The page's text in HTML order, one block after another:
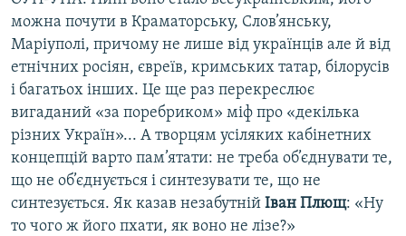
можна почути в Краматорську, Слов’янську,
Маріуполі, причому не лише від українців але й від
етнічних росіян, євреїв, кримських татар, білорусів
і багатьох інших. Це ще раз перекреслює
вигаданий «за поребриком» міф про «декілька
різних Україн»... А творцям усіляких кабінетних
концепцій варто пам’ятати: не треба об’єднувати те,
що не об’єднується і синтезувати те, що не
синтезується. Як казав незабутній Іван Плющ: «Ну
то чого ж його пхати, як воно не лізе?»